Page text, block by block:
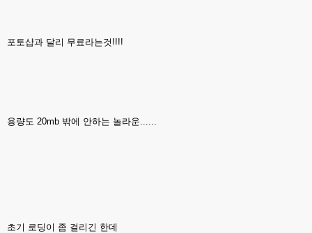
포토샵과 달리 무료라는것!!!!
용량도 20mb 밖에 안하는 놀라운......
초기 로딩이 좀 걸리긴 한데